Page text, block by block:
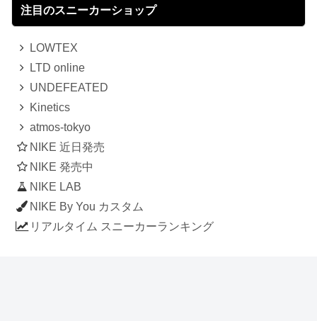
注目のスニーカーショップ
LOWTEX
LTD online
UNDEFEATED
Kinetics
atmos-tokyo
NIKE 近日発売
NIKE 発売中
NIKE LAB
NIKE By You カスタム
リアルタイム スニーカーランキング